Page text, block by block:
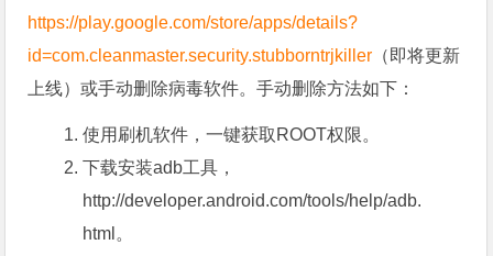
https://play.google.com/store/apps/details?
id=com.cleanmaster.security.stubborntrjkiller （即将更新
上线）或手动删除病毒软件。手动删除方法如下：
使用刷机软件，一键获取ROOT权限。
下载安装adb工具，
http://developer.android.com/tools/help/adb.
html 。